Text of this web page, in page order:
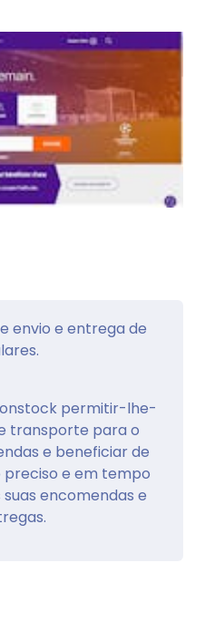
envio e entrega de
permitir-lhe-
transporte para o
e beneficiar de
e em tempo
encomendas e